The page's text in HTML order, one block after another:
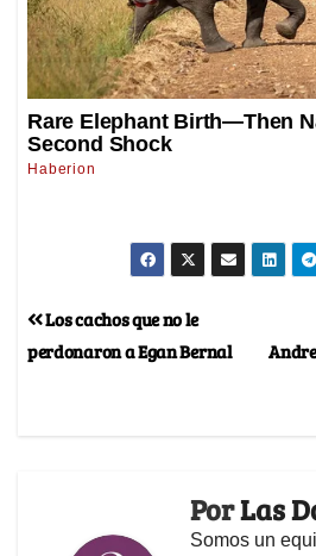
Los cachos que no le
perdonaron a Egan Bernal
PorLas
Somos un